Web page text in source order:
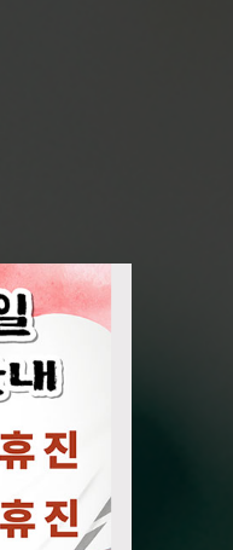
노력하는 병원
최초
례 수술
준을 제시
터
하는 전문병원
료진이
받습니다